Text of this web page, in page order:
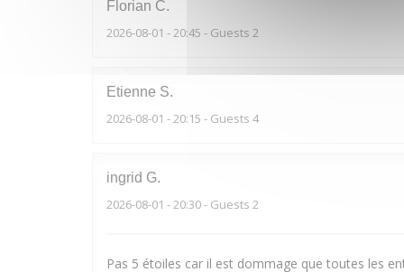
Florian C
2026-08-01 - 20:45 - Guests 2
Etienne S
2026-08-01 - 20:15 - Guests 4
ingrid G
2026-08-01 - 20:30 - Guests 2
Pas 5 étoiles car il est dommage que toutes les